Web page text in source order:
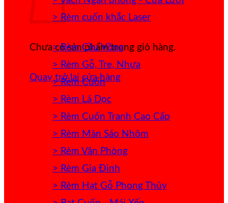
Chưa có sản phẩm trong giỏ hàng.
Quay trở lại cửa hàng
> Rèm cuốn khắc Laser
> Rèm Cầu Vồng
> Rèm Gỗ, Tre, Nhựa
> Rèm Cuốn
> Rèm Lá Dọc
> Rèm Cuốn Tranh Cao Cấp
> Rèm Màn Sáo Nhôm
> Rèm Văn Phòng
> Rèm Gia Đình
> Rèm Hạt Gỗ Phong Thủy